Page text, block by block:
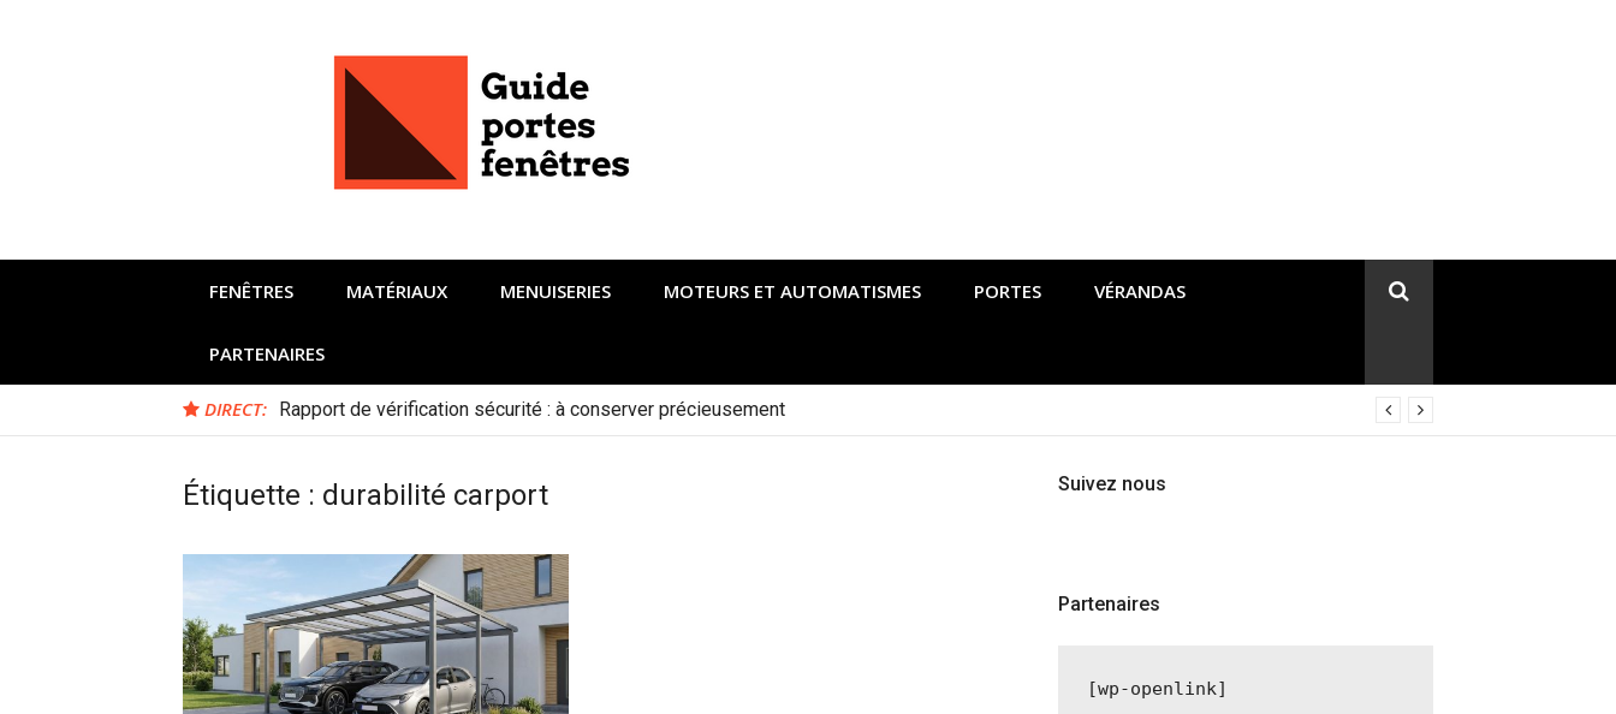
FENÊTRES MATÉRIAUX MENUISERIES MOTEURS ET AUTOMATISMES PORTES VÉRANDAS
PARTENAIRES
DIRECT: Rapport de vérification sécurité : à conserver précieusement
Étiquette : durabilité carport Suivez nous
Partenaires
[wp-openlink]